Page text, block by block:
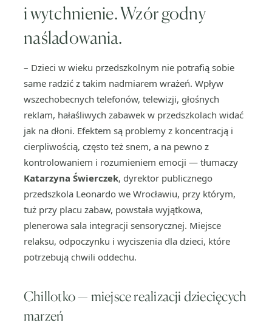
i wytchnienie. Wzór godny
naśladowania.
– Dzieci w wieku przedszkolnym nie potrafią sobie
same radzić z takim nadmiarem wrażeń. Wpływ
wszechobecnych telefonów, telewizji, głośnych
reklam, hałaśliwych zabawek w przedszkolach widać
jak na dłoni. Efektem są problemy z koncentracją i
cierpliwością, często też snem, a na pewno z
kontrolowaniem i rozumieniem emocji — tłumaczy
Katarzyna Świerczek, dyrektor publicznego
przedszkola Leonardo we Wrocławiu, przy którym,
tuż przy placu zabaw, powstała wyjątkowa,
plenerowa sala integracji sensorycznej. Miejsce
relaksu, odpoczynku i wyciszenia dla dzieci, które
potrzebują chwili oddechu.
Chillotko — miejsce realizacji dziecięcych
marzeń